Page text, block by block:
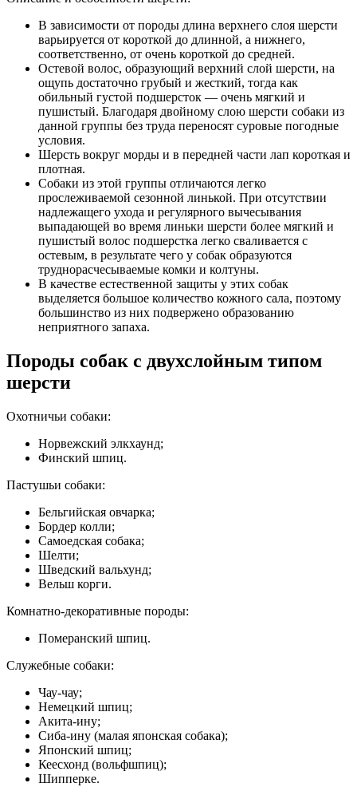
В зависимости от породы длина верхнего слоя шерсти
варьируется от короткой до длинной, а нижнего,
соответственно, от очень короткой до средней.
Остевой волос, образующий верхний слой шерсти, на
ощупь достаточно грубый и жесткий, тогда как
обильный густой подшерсток — очень мягкий и
пушистый. Благодаря двойному слою шерсти собаки из
данной группы без труда переносят суровые погодные
условия.
Шерсть вокруг морды и в передней части лап короткая и
плотная.
Собаки из этой группы отличаются легко
прослеживаемой сезонной линькой. При отсутствии
надлежащего ухода и регулярного вычесывания
выпадающей во время линьки шерсти более мягкий и
пушистый волос подшерстка легко сваливается с
остевым, в результате чего у собак образуются
труднорасчесываемые комки и колтуны.
В качестве естественной защиты у этих собак
выделяется большое количество кожного сала, поэтому
большинство из них подвержено образованию
неприятного запаха.
Породы собак с двухслойным типом
шерсти
Охотничьи собаки:
Норвежский элкхаунд;
Финский шпиц.
Пастушьи собаки:
Бельгийская овчарка;
Бордер колли;
Самоедская собака;
Шелти;
Шведский вальхунд;
Вельш корги.
Комнатно-декоративные породы:
Померанский шпиц.
Служебные собаки:
Чау-чау;
Немецкий шпиц;
Акита-ину;
Сиба-ину (малая японская собака);
Японский шпиц;
Кеесхонд (вольфшпиц);
Шипперке.